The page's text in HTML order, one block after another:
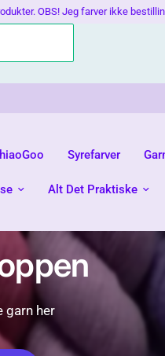
ikke bestillinger op!
Syrefarver
Alt Det Praktiske
garn her